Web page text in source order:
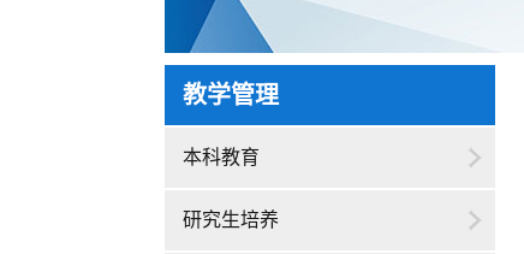
教学管理
本科教育
研究生培养